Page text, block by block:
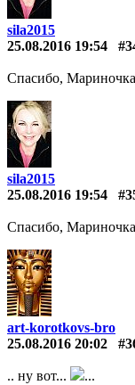
sila2015
25.08.2016 19:54
Спасибо,
sila2015
25.08.2016 19:54
Спасибо,
art-korotkovs-bro
25.08.2016 20:02
.. ну вот... ...